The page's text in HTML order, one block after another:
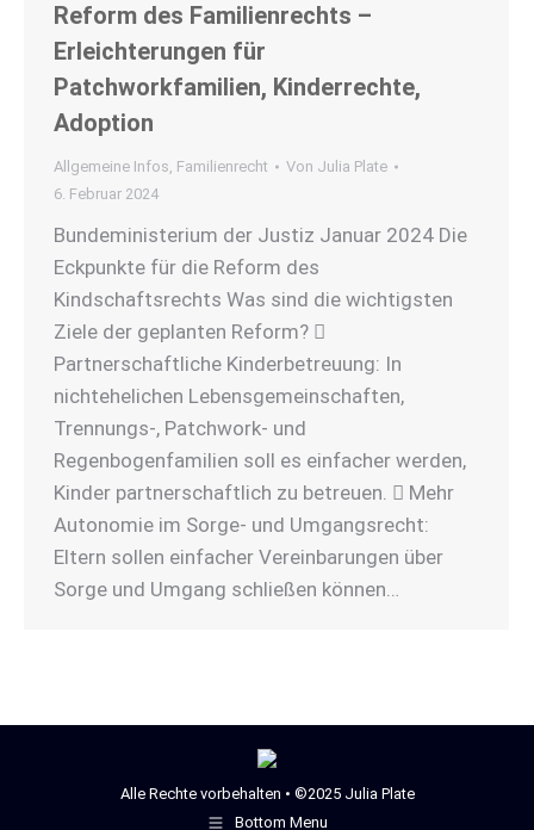
Reform des Familienrechts –
Erleichterungen für
Patchworkfamilien, Kinderrechte,
Adoption
Allgemeine Infos, Familienrecht Von Julia Plate
6. Februar 2024
Bundeministerium der Justiz Januar 2024 Die
Eckpunkte für die Reform des
Kindschaftsrechts Was sind die wichtigsten
Ziele der geplanten Reform? 
Partnerschaftliche Kinderbetreuung: In
nichtehelichen Lebensgemeinschaften,
Trennungs-, Patchwork- und
Regenbogenfamilien soll es einfacher werden,
Kinder partnerschaftlich zu betreuen.  Mehr
Autonomie im Sorge- und Umgangsrecht:
Eltern sollen einfacher Vereinbarungen über
Sorge und Umgang schließen können…
Alle Rechte vorbehalten • ©2025 Julia Plate
Bottom Menu